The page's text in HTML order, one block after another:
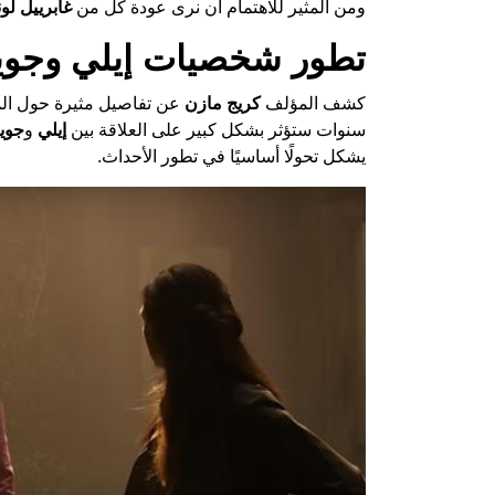
ومن المثير للاهتمام أن نرى عودة كل منغابرييل
تطور شخصيات إيلي
كشف المؤلفكريج مازن عن تفاصيل مثيرة حول
سنوات ستؤثر بشكل كبير على العلاقة بين إيلي و
يشكل تحولًا أساسيًا في تطور الأحداث.